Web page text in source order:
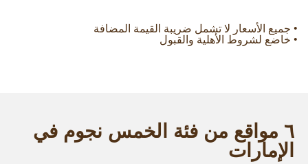
• جميع الأسعار لا تشمل ضريبة القيمة المضافة
• خاضع لشروط الأهلية والقبول
٦ مواقع من فئة الخمس نجوم في
الإمارات